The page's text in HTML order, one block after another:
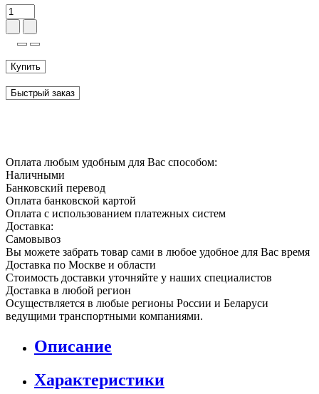
Купить
Быстрый заказ
Оплата любым удобным для Вас способом:
Наличными
Банковский перевод
Оплата банковской картой
Оплата с использованием платежных систем
Доставка:
Самовывоз
Вы можете забрать товар сами в любое удобное для Вас время
Доставка по Москве и области
Стоимость доставки уточняйте у наших специалистов
Доставка в любой регион
Осуществляется в любые регионы России и Беларуси
ведущими транспортными компаниями.
Описание
Характеристики